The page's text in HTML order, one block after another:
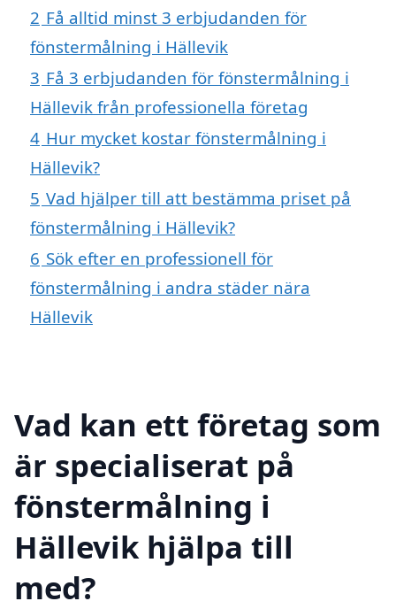
2 Få alltid minst 3 erbjudanden för
fönstermålning i Hällevik
3 Få 3 erbjudanden för fönstermålning i
Hällevik från professionella företag
4 Hur mycket kostar fönstermålning i
Hällevik?
5 Vad hjälper till att bestämma priset på
fönstermålning i Hällevik?
6 Sök efter en professionell för
fönstermålning i andra städer nära
Hällevik
Vad kan ett företag som
är specialiserat på
fönstermålning i
Hällevik hjälpa till
med?